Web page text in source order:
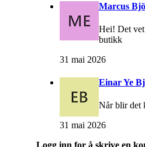
Marcus
Hei! Det vet
butikk
31 mai 2026
Einar Ye
Når blir det
31 mai 2026